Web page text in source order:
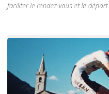
faciliter le rendez-vous et le départ.